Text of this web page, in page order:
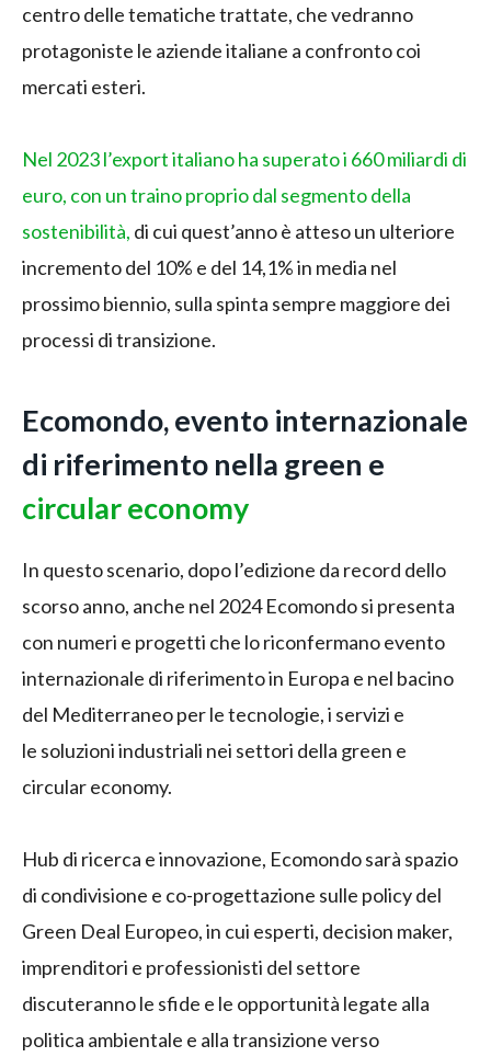
centro delle tematiche trattate, che vedranno
protagoniste le aziende italiane a confronto coi
mercati esteri.
Nel 2023 l’export italiano ha superato i 660 miliardi di
euro, con un traino proprio dal segmento della
sostenibilità, di cui quest’anno è atteso un ulteriore
incremento del 10% e del 14,1% in media nel
prossimo biennio, sulla spinta sempre maggiore dei
processi di transizione.
Ecomondo, evento internazionale
di riferimento nella green e
circular economy
In questo scenario, dopo l’edizione da record dello
scorso anno, anche nel 2024 Ecomondo si presenta
con numeri e progetti che lo riconfermano evento
internazionale di riferimento in Europa e nel bacino
del Mediterraneo per le tecnologie, i servizi e
le soluzioni industriali nei settori della green e
circular economy.
Hub di ricerca e innovazione, Ecomondo sarà spazio
di condivisione e co-progettazione sulle policy del
Green Deal Europeo, in cui esperti, decision maker,
imprenditori e professionisti del settore
discuteranno le sfide e le opportunità legate alla
politica ambientale e alla transizione verso